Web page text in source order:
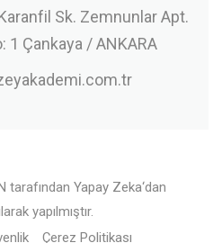
Sk. Zemnunlar Apt.
1 Çankaya / ANKARA
tarafından Yapay Zeka‘dan
yapılmıştır.
Çerez Politikası